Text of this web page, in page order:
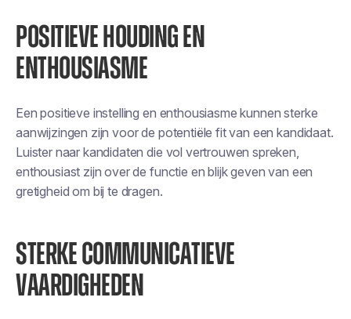
POSITIEVE HOUDING EN
ENTHOUSIASME
Een positieve instelling en enthousiasme kunnen sterke
aanwijzingen zijn voor de potentiële fit van een kandidaat.
Luister naar kandidaten die vol vertrouwen spreken,
enthousiast zijn over de functie en blijk geven van een
gretigheid om bij te dragen.
STERKE COMMUNICATIEVE
VAARDIGHEDEN